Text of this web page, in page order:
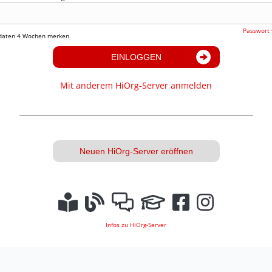
4 Wochen merken
Passwort
EINLOGGEN
Mit anderem HiOrg-Server anmelden
Neuen HiOrg-Server eröffnen
Infos zu HiOrg-Server